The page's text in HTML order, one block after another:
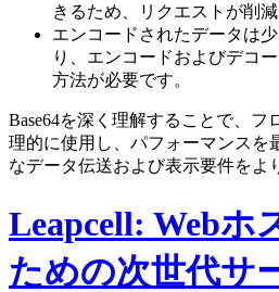
きるため、リクエストが削減
エンコードされたデータは
り、エンコードおよびデコ
方法が必要です。
Base64を深く理解することで、フ
理的に使用し、パフォーマンスを
なデータ伝送および表示要件をよ
Leapcell: Webホ
ための次世代サ